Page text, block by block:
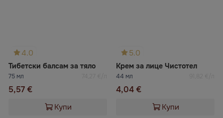
4.0
Тибетски балсам за тяло
75 мл 74,27 €/л
5,57 €
Купи
5.0
Крем за лице Чистотел
44 мл 91,82 €/л
4,04 €
Купи